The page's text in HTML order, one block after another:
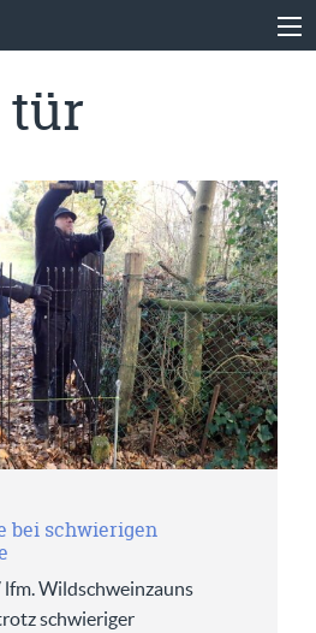
tür
bei schwierigen
Wildschweinzauns
schwieriger